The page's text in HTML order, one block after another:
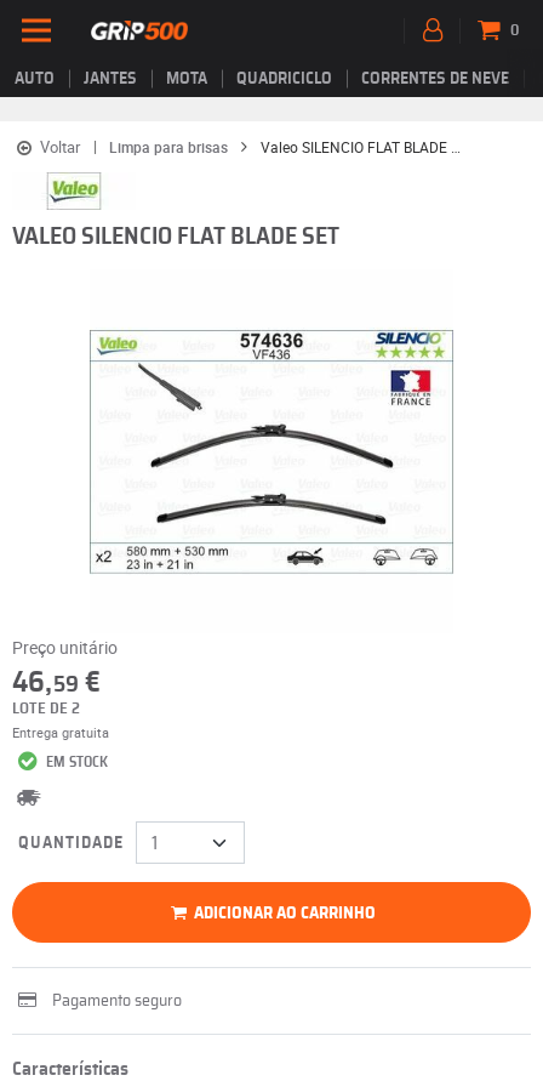
AUTO JANTES MOTA QUADRICICLO CORRENTES DE NEVE
0
Voltar Limpa para brisas
VALEO SILENCIO FLAT BLADE SET
Preço unitário
46,59 €
LOTE DE 2
Entrega gratuita
EM STOCK
QUANTIDADE
ADICIONAR AO CARRINHO
Pagamento seguro
Características